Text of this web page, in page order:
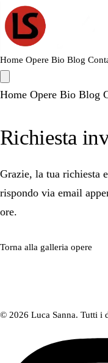
Home Opere Bio Blog
Home Opere Bio Blog
Richiesta
Grazie, la tua richiesta
rispondo via email
ore.
Torna alla galleria opere
© 2026 Luca Sanna. Tutti i